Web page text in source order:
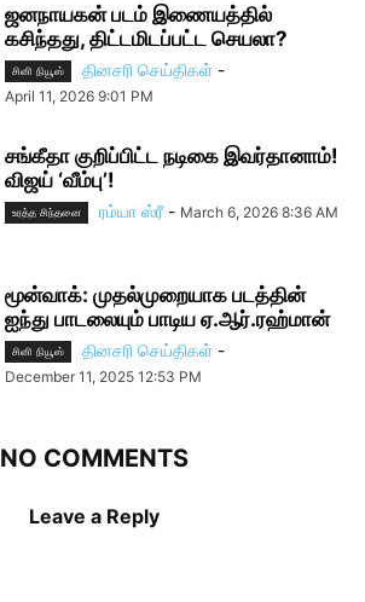
ஜனநாயகன் படம் இணையத்தில்
கசிந்தது, திட்டமிடப்பட்ட செயலா?
சினி நியூஸ் தினசரி செய்திகள் -
April 11, 2026 9:01 PM
சங்கீதா குறிப்பிட்ட நடிகை இவர்தானாம்!
விஜய் ‘வீம்பு’!
உரத்த சிந்தனை ரம்யா ஸ்ரீ - March 6, 2026 8:36 AM
மூன்வாக்: முதல்முறையாக படத்தின்
ஐந்து பாடலையும் பாடிய ஏ.ஆர்.ரஹ்மான்
சினி நியூஸ் தினசரி செய்திகள் -
December 11, 2025 12:53 PM
NO COMMENTS
Leave a Reply